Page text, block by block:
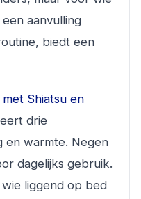
aanvulling
biedt een
Shiatsu en
drie
en warmte. Negen
dagelijks gebruik.
liggend op bed